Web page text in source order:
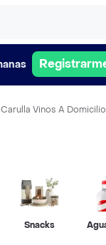
Carulla Vinos A Domicilio
Snacks